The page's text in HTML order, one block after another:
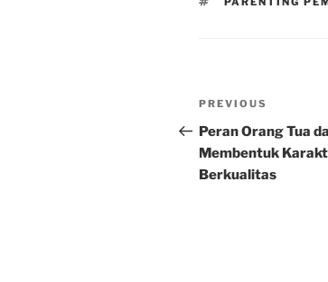
Post
navigation
Previous
Post
PREVIOUS
Peran Orang Tua
Membentuk
Berkualitas